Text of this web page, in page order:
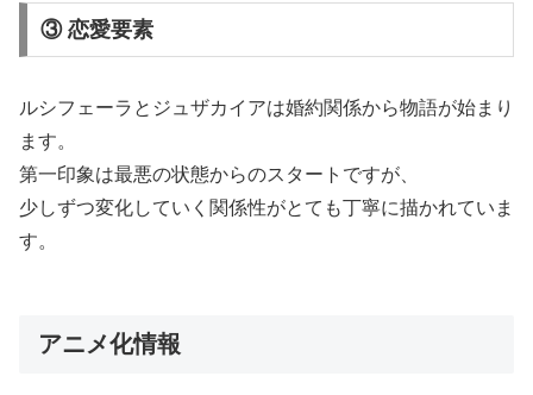
③ 恋愛要素
ルシフェーラとジュザカイアは婚約関係から物語が始まり
ます。
第一印象は最悪の状態からのスタートですが、
少しずつ変化していく関係性がとても丁寧に描かれていま
す。
アニメ化情報